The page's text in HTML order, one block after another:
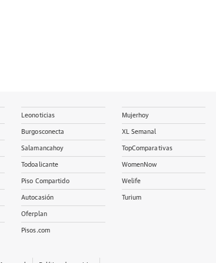
Leonoticias
Burgosconecta
Salamancahoy
Todoalicante
Piso Compartido
Autocasión
Oferplan
Pisos.com
Mujerhoy
XL Semanal
TopComparativas
WomenNow
Welife
Turium